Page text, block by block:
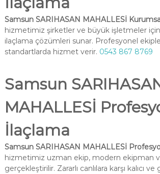
Samsun SARIHASAN MAHALLESİ
hizmetimiz şirketler ve büyük işletmeler için
ilaçlama çözümleri sunar. Profesyonel
standartlarda hizmet verir. 0543 867 8769
Samsun
MAHALLESİ
İlaçlama
Samsun SARIHASAN MAHALLESİ
hizmetimiz uzman ekip, modern ekipman
gerçekleştirilir. Zararlı canlılara karşı kalıcı